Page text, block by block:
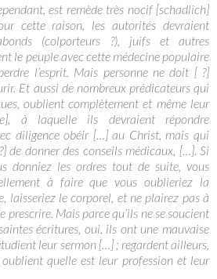
est remède très nocif [schadlich]
cette raison, les autorités devraient
(colporteurs ?), juifs et autres
le peuple avec cette médecine populaire
l’esprit. Mais personne ne doit [ ?]
Et aussi de nombreux prédicateurs qui
oublient complètement et même leur
à laquelle ils devraient répondre
diligence obéir […] au Christ, mais qui
de donner des conseils médicaux, […]. Si
donniez les ordres tout de suite, vous
à faire que vous oublieriez la
laisseriez le corporel, et ne plairez pas à
prescrire. Mais parce qu’ils ne se soucient
écritures, oui, ils ont une mauvaise
leur sermon […] ; regardent ailleurs,
quelle est leur profession et leur